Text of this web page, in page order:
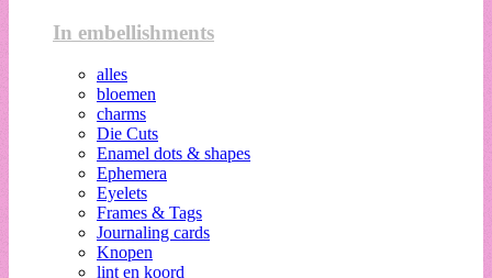
In embellishments
alles
bloemen
charms
Die Cuts
Enamel dots & shapes
Ephemera
Eyelets
Frames & Tags
Journaling cards
Knopen
lint en koord